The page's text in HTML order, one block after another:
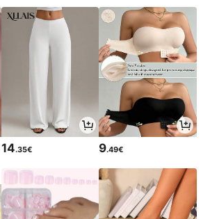
14.35€ 9.49€